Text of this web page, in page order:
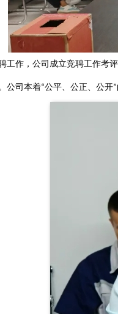
工作，公司成立竞聘工作考
公司本着“公平、公正、公开”